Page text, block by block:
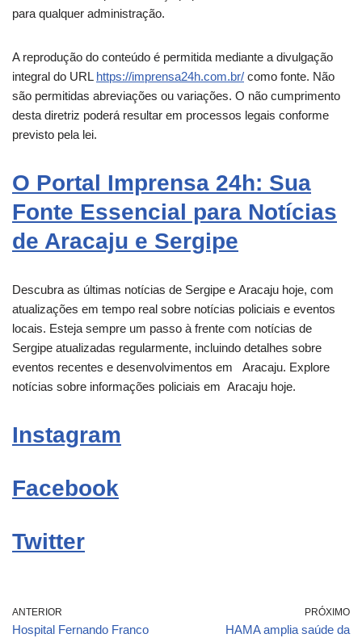
para qualquer administração.
A reprodução do conteúdo é permitida mediante a divulgação
integral do URL https://imprensa24h.com.br/ como fonte. Não
são permitidas abreviações ou variações. O não cumprimento
desta diretriz poderá resultar em processos legais conforme
previsto pela lei.
O Portal Imprensa 24h: Sua
Fonte Essencial para Notícias
de Aracaju e Sergipe
Descubra as últimas notícias de Sergipe e Aracaju hoje, com
atualizações em tempo real sobre notícias policiais e eventos
locais. Esteja sempre um passo à frente com notícias de
Sergipe atualizadas regularmente, incluindo detalhes sobre
eventos recentes e desenvolvimentos em Aracaju. Explore
notícias sobre informações policiais em Aracaju hoje.
Instagram
Facebook
Twitter
ANTERIOR
Hospital Fernando Franco
PRÓXIMO
HAMA amplia saúde da